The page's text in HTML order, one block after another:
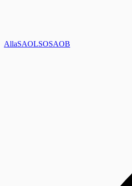
AllaSAOLSOSAOB